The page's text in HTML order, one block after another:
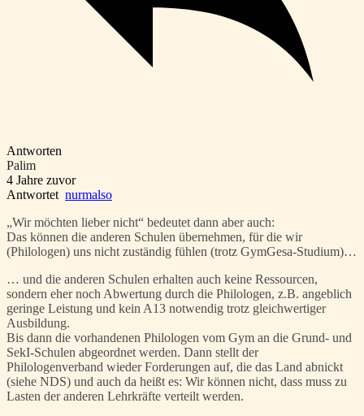
Antworten
Palim
4 Jahre zuvor
Antwortet nurmalso
„Wir möchten lieber nicht“ bedeutet dann aber auch:
Das können die anderen Schulen übernehmen, für die wir
(Philologen) uns nicht zuständig fühlen (trotz GymGesa-Studium)…
… und die anderen Schulen erhalten auch keine Ressourcen,
sondern eher noch Abwertung durch die Philologen, z.B. angeblich
geringe Leistung und kein A13 notwendig trotz gleichwertiger
Ausbildung.
Bis dann die vorhandenen Philologen vom Gym an die Grund- und
SekI-Schulen abgeordnet werden. Dann stellt der
Philologenverband wieder Forderungen auf, die das Land abnickt
(siehe NDS) und auch da heißt es: Wir können nicht, dass muss zu
Lasten der anderen Lehrkräfte verteilt werden.